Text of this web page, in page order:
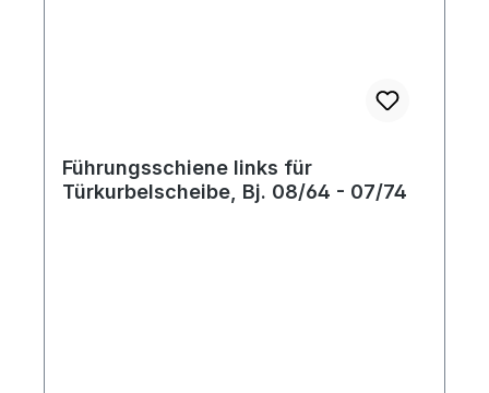
Führungsschiene links für
Türkurbelscheibe, Bj. 08/64 - 07/74